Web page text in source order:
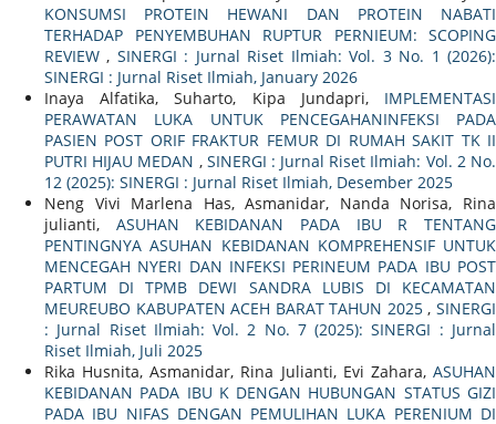
KONSUMSI PROTEIN HEWANI DAN PROTEIN NABATI
TERHADAP PENYEMBUHAN RUPTUR PERNIEUM: SCOPING
REVIEW, SINERGI : Jurnal Riset Ilmiah: Vol. 3 No. 1 (2026):
SINERGI : Jurnal Riset Ilmiah, January 2026
Inaya Alfatika, Suharto, Kipa Jundapri, IMPLEMENTASI
PERAWATAN LUKA UNTUK PENCEGAHANINFEKSI PADA
PASIEN POST ORIF FRAKTUR FEMUR DI RUMAH SAKIT TK II
PUTRI HIJAU MEDAN , SINERGI : Jurnal Riset Ilmiah: Vol. 2 No.
12 (2025): SINERGI : Jurnal Riset Ilmiah, Desember 2025
Neng Vivi Marlena Has, Asmanidar, Nanda Norisa, Rina
julianti, ASUHAN KEBIDANAN PADA IBU R TENTANG
PENTINGNYA ASUHAN KEBIDANAN KOMPREHENSIF UNTUK
MENCEGAH NYERI DAN INFEKSI PERINEUM PADA IBU POST
PARTUM DI TPMB DEWI SANDRA LUBIS DI KECAMATAN
MEUREUBO KABUPATEN ACEH BARAT TAHUN 2025,SINERGI
: Jurnal Riset Ilmiah: Vol. 2 No. 7 (2025): SINERGI : Jurnal
Riset Ilmiah, Juli 2025
Rika Husnita, Asmanidar, Rina Julianti, Evi Zahara, ASUHAN
KEBIDANAN PADA IBU K DENGAN HUBUNGAN STATUS GIZI
PADA IBU NIFAS DENGAN PEMULIHAN LUKA PERENIUM DI